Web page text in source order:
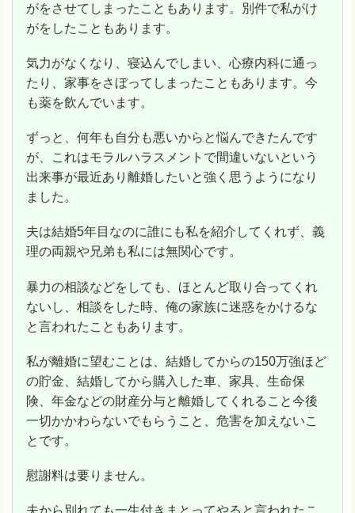
がをさせてしまったこともあります。別件で私がけ
がをしたこともあります。
気力がなくなり、寝込んでしまい、心療内科に通っ
たり、家事をさぼってしまったこともあります。今
も薬を飲んでいます。
ずっと、何年も自分も悪いからと悩んできたんです
が、これはモラルハラスメントで間違いないという
出来事が最近あり離婚したいと強く思うようになり
ました。
夫は結婚5年目なのに誰にも私を紹介してくれず、義
理の両親や兄弟も私には無関心です。
暴力の相談などをしても、ほとんど取り合ってくれ
ないし、相談をした時、俺の家族に迷惑をかけるな
と言われたこともあります。
私が離婚に望むことは、結婚してからの150万強ほど
の貯金、結婚してから購入した車、家具、生命保
険、年金などの財産分与と離婚してくれること今後
一切かかわらないでもらうこと、危害を加えないこ
とです。
慰謝料は要りません。